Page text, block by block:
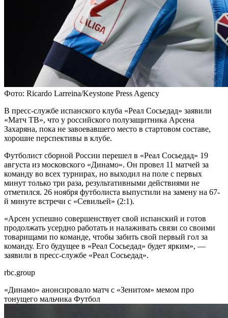
Фото: Ricardo Larreina/Keystone Press Agency
В пресс-службе испанского клуба «Реал Сосьедад» заявили
«Матч ТВ», что у российского полузащитника Арсена
Захаряна, пока не завоевавшего место в стартовом составе,
хорошие перспективы в клубе.
Футболист сборной России перешел в «Реал Сосьедад» 19
августа из московского «Динамо». Он провел 11 матчей за
команду во всех турнирах, но выходил на поле с первых
минут только три раза, результативными действиями не
отметился. 26 ноября футболиста выпустили на замену на 67-
й минуте встречи с «Севильей» (2:1).
«Арсен успешно совершенствует свой испанский и готов
продолжать усердно работать и налаживать связи со своими
товарищами по команде, чтобы забить свой первый гол за
команду. Его будущее в «Реал Сосьедад» будет ярким», —
заявили в пресс‑службе «Реал Сосьедад».
rbc.group
«Динамо» анонсировало матч с «Зенитом» мемом про
тонущего мальчика Футбол